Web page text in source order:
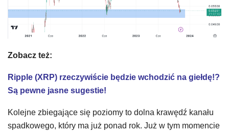
Zobacz też:
Ripple (XRP) rzeczywiście będzie wchodzić na giełdę!?
Są pewne jasne sugestie!
Kolejne zbiegające się poziomy to dolna krawędź kanału
spadkowego, który ma już ponad rok. Już w tym momencie